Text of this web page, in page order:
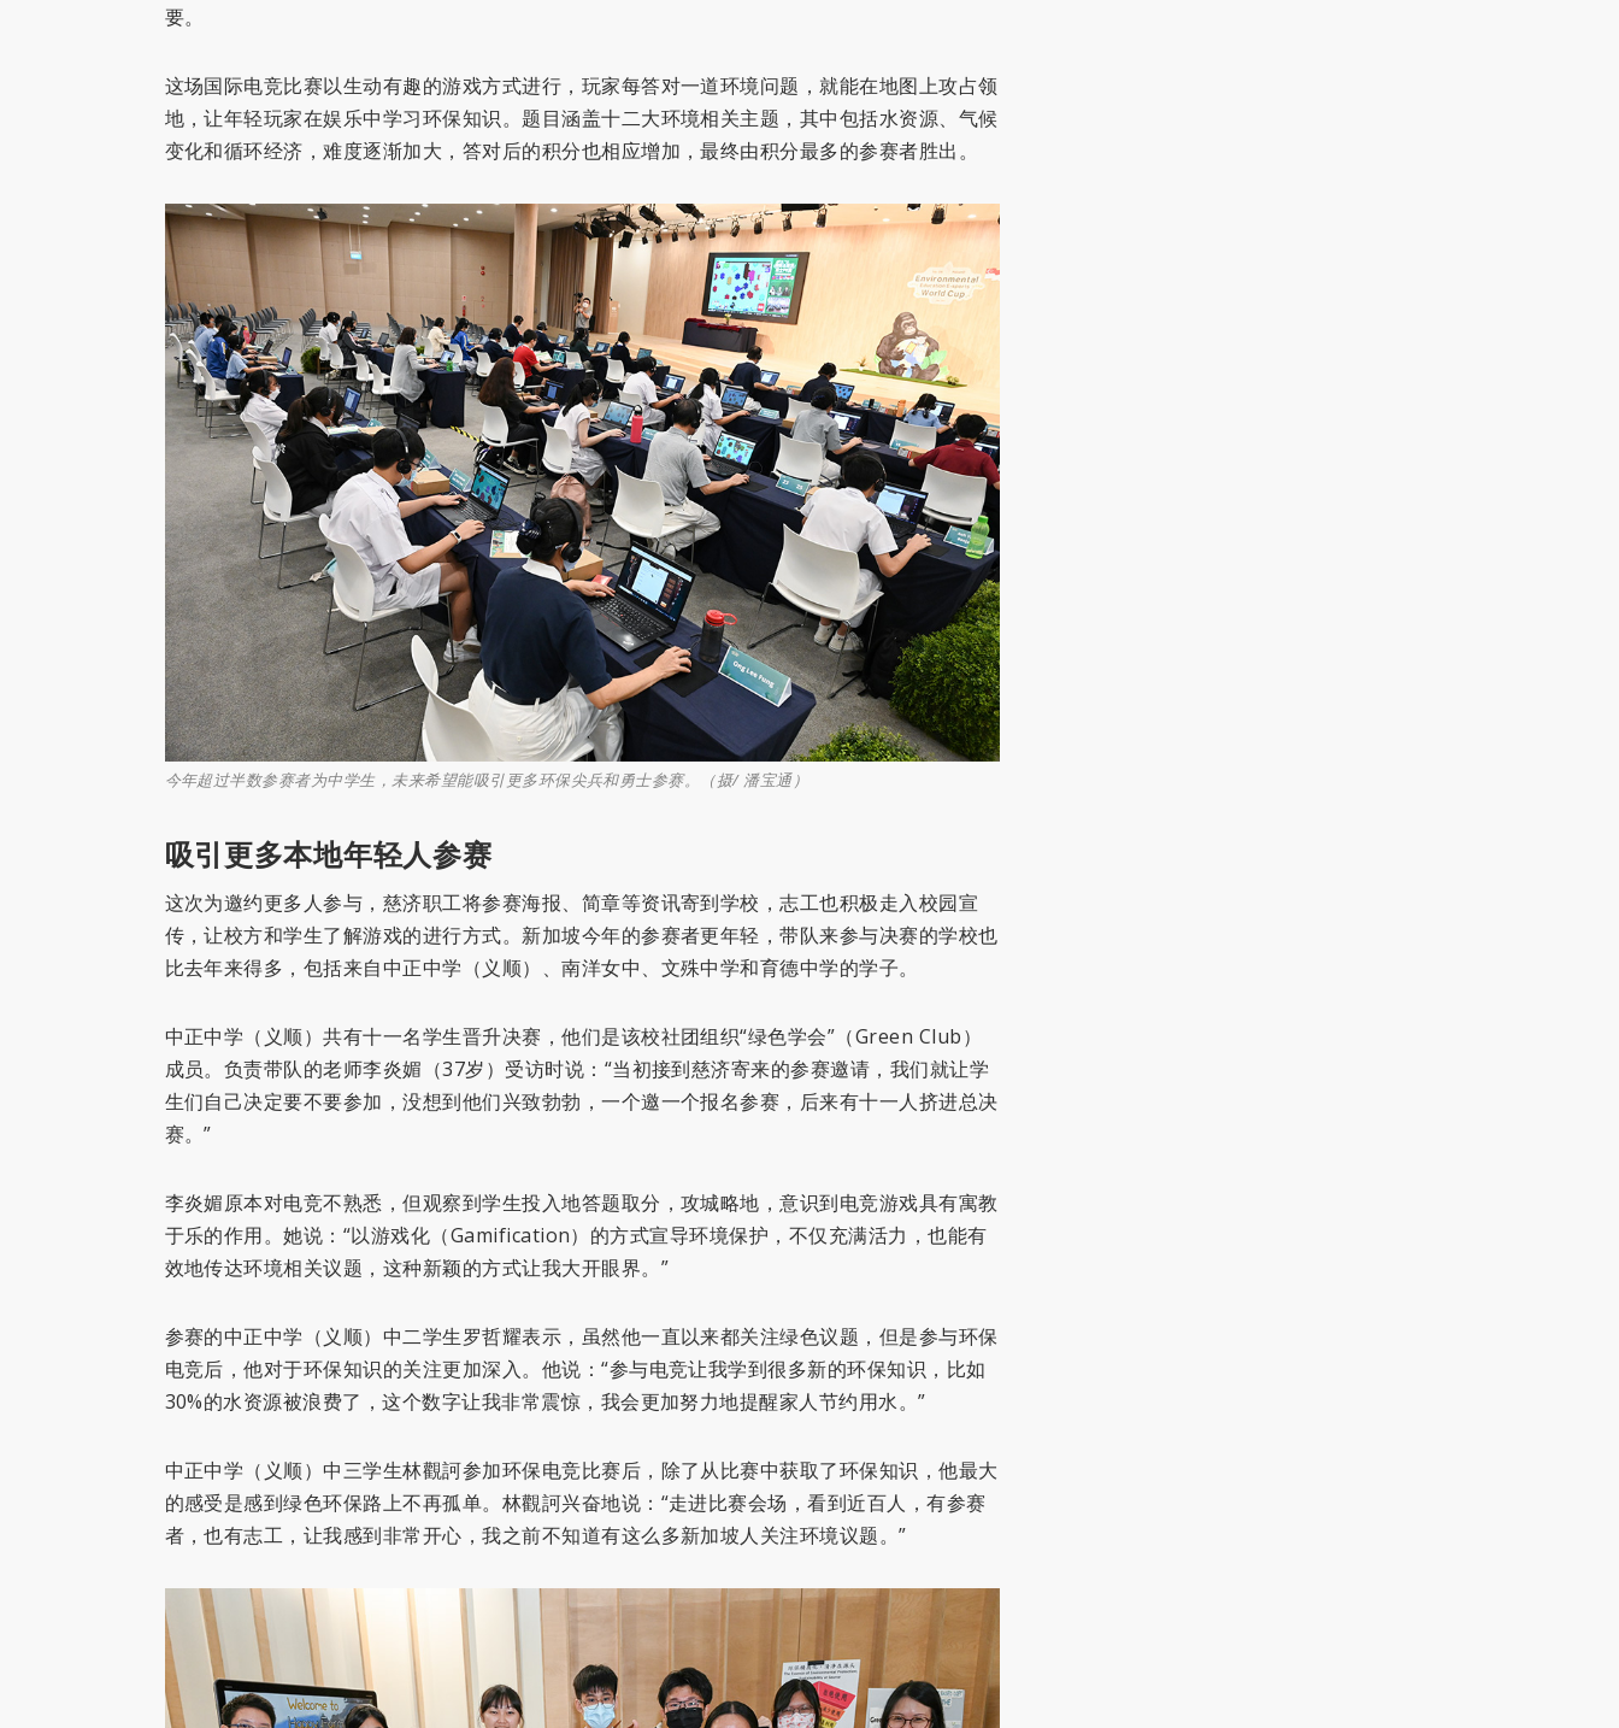
要。
这场国际电竞比赛以生动有趣的游戏方式进行，玩家每答对一道环境问题，就能在地图上攻占领
地，让年轻玩家在娱乐中学习环保知识。题目涵盖十二大环境相关主题，其中包括水资源、气候
变化和循环经济，难度逐渐加大，答对后的积分也相应增加，最终由积分最多的参赛者胜出。
今年超过半数参赛者为中学生，未来希望能吸引更多环保尖兵和勇士参赛。（摄/ 潘宝通）
吸引更多本地年轻人参赛
这次为邀约更多人参与，慈济职工将参赛海报、简章等资讯寄到学校，志工也积极走入校园宣
传，让校方和学生了解游戏的进行方式。新加坡今年的参赛者更年轻，带队来参与决赛的学校也
比去年来得多，包括来自中正中学（义顺）、南洋女中、文殊中学和育德中学的学子。
中正中学（义顺）共有十一名学生晋升决赛，他们是该校社团组织“绿色学会”（Green Club）
成员。负责带队的老师李炎媚（37岁）受访时说：“当初接到慈济寄来的参赛邀请，我们就让学
生们自己决定要不要参加，没想到他们兴致勃勃，一个邀一个报名参赛，后来有十一人挤进总决
赛。”
李炎媚原本对电竞不熟悉，但观察到学生投入地答题取分，攻城略地，意识到电竞游戏具有寓教
于乐的作用。她说：“以游戏化（Gamification）的方式宣导环境保护，不仅充满活力，也能有
效地传达环境相关议题，这种新颖的方式让我大开眼界。”
参赛的中正中学（义顺）中二学生罗哲耀表示，虽然他一直以来都关注绿色议题，但是参与环保
电竞后，他对于环保知识的关注更加深入。他说：“参与电竞让我学到很多新的环保知识，比如
30%的水资源被浪费了，这个数字让我非常震惊，我会更加努力地提醒家人节约用水。”
中正中学（义顺）中三学生林觀訶参加环保电竞比赛后，除了从比赛中获取了环保知识，他最大
的感受是感到绿色环保路上不再孤单。林觀訶兴奋地说：“走进比赛会场，看到近百人，有参赛
者，也有志工，让我感到非常开心，我之前不知道有这么多新加坡人关注环境议题。”